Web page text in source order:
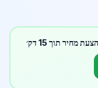
תוך 15 דק׳